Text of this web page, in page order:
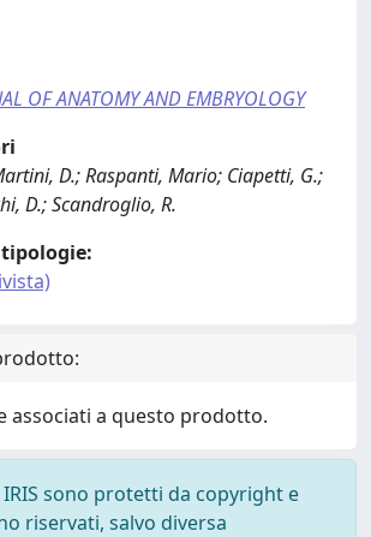
OF ANATOMY AND EMBRYOLOGY
D.; Raspanti, Mario; Ciapetti, G.;
D.; Scandroglio, R.
associati a questo prodotto.
sono protetti da copyright e
riservati, salvo diversa